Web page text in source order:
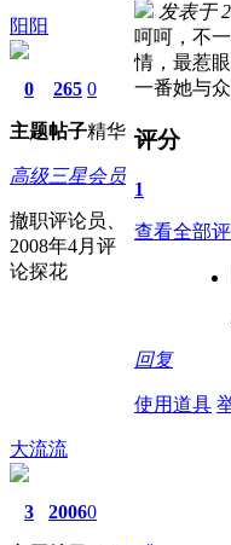
阳阳
0
主题
265
帖子
0
精华
高级三星会员
撤职评论员、
2008年4月评
论探花
发表于
呵呵，不
情，最惹
一番她与
评分
1
查看全部
回复
使用道具
大流流
3 20060